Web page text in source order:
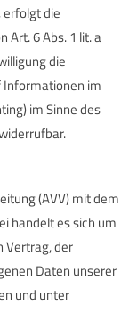
die
Art. 6 Abs. 1 lit. a
die
Informationen im
im Sinne des
(AVV) mit dem
handelt es sich um
Vertrag, der
Daten unserer
und unter